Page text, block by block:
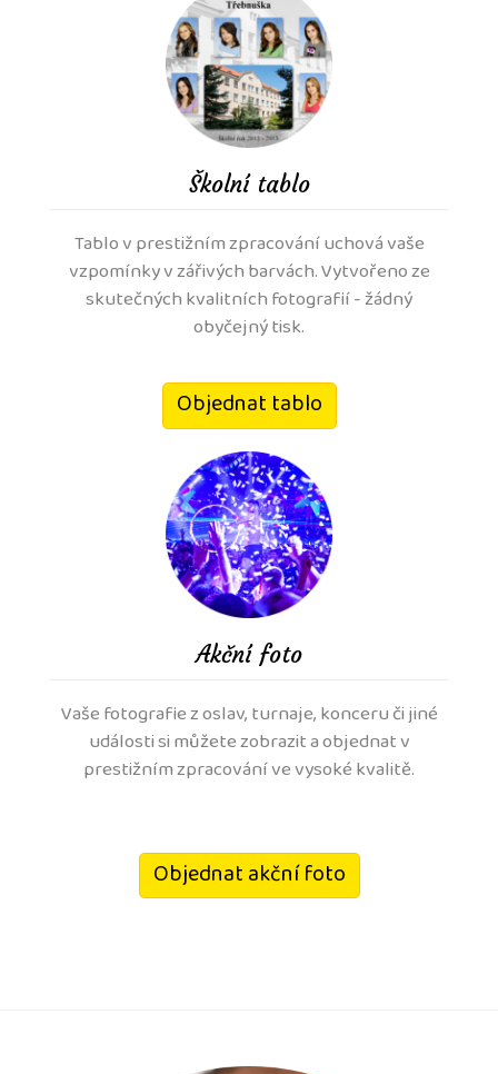
Školní tablo
Tablo v prestižním zpracování uchová vaše
vzpomínky v zářivých barvách. Vytvořeno ze
skutečných kvalitních fotografií - žádný
obyčejný tisk.
Objednat tablo
Akční foto
Vaše fotografie z oslav, turnaje, konceru či jiné
události si můžete zobrazit a objednat v
prestižním zpracování ve vysoké kvalitě.
Objednat akční foto